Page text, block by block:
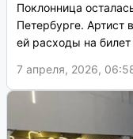
Поклонница
Петербурге. Артист
ей расходы на билет
7 апреля, 2026,